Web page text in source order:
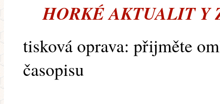
HORKÉ AKTUALIT Y
tisková oprava: přijměte
časopisu